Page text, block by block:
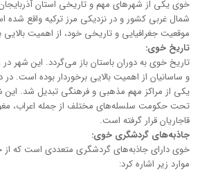
خوی یکی از شهرهای مهم و تاریخی استان
شمال غربی کشور و در نزدیکی مرز ترکیه واقع شده
موقعیت جغرافیایی و تاریخی خود، از اهمیت
تاریخ خوی:
تاریخ خوی به دوران باستان باز می‌گردد. این شهر
و ساسانیان از اهمیت بالایی برخوردار بوده است.
یکی از مراکز مهم مذهبی و فرهنگی تبدیل شد. این
تحت حکومت سلسله‌های مختلف از جمله اعراب،
قاجاریان قرار گرفته است.
جاذبه‌های گردشگری خوی:
خوی دارای جاذبه‌های گردشگری متعددی است که از
موارد زیر اشاره کرد: